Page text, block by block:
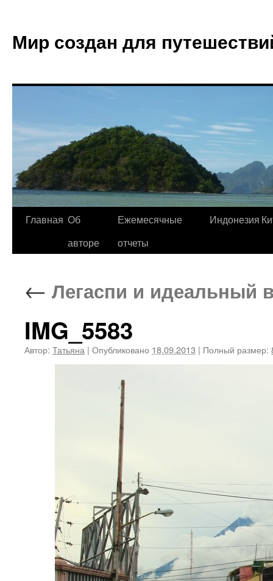
Мир создан для
Главная Об
авторе
Ежемесячные
отчеты
Индонезия
← Легаспи и идеальный
IMG_5583
Автор: Татьяна | Опубликовано 18.09.2013 | Полный размер: